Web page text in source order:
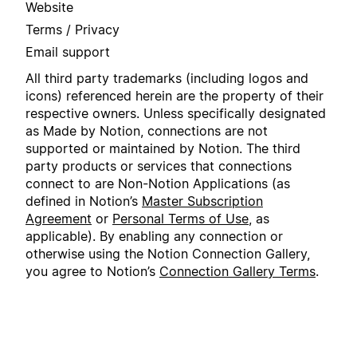
Website
Terms / Privacy
Email support
All third party trademarks (including logos and
icons) referenced herein are the property of their
respective owners. Unless specifically designated
as Made by Notion, connections are not
supported or maintained by Notion. The third
party products or services that connections
connect to are Non-Notion Applications (as
defined in Notion’s Master Subscription
Agreement or Personal Terms of Use , as
applicable). By enabling any connection or
otherwise using the Notion Connection Gallery,
you agree to Notion’s Connection Gallery Terms.